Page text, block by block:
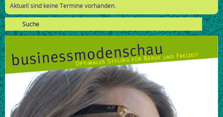
Aktuell sind keine Termine vorhanden.